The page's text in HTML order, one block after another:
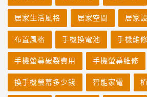
居家生活風格 居家空間 居家
布置風格 手機換電池 手機維修
手機螢幕破裂費用 手機螢幕維修
換手機螢幕多少錢 智能家電